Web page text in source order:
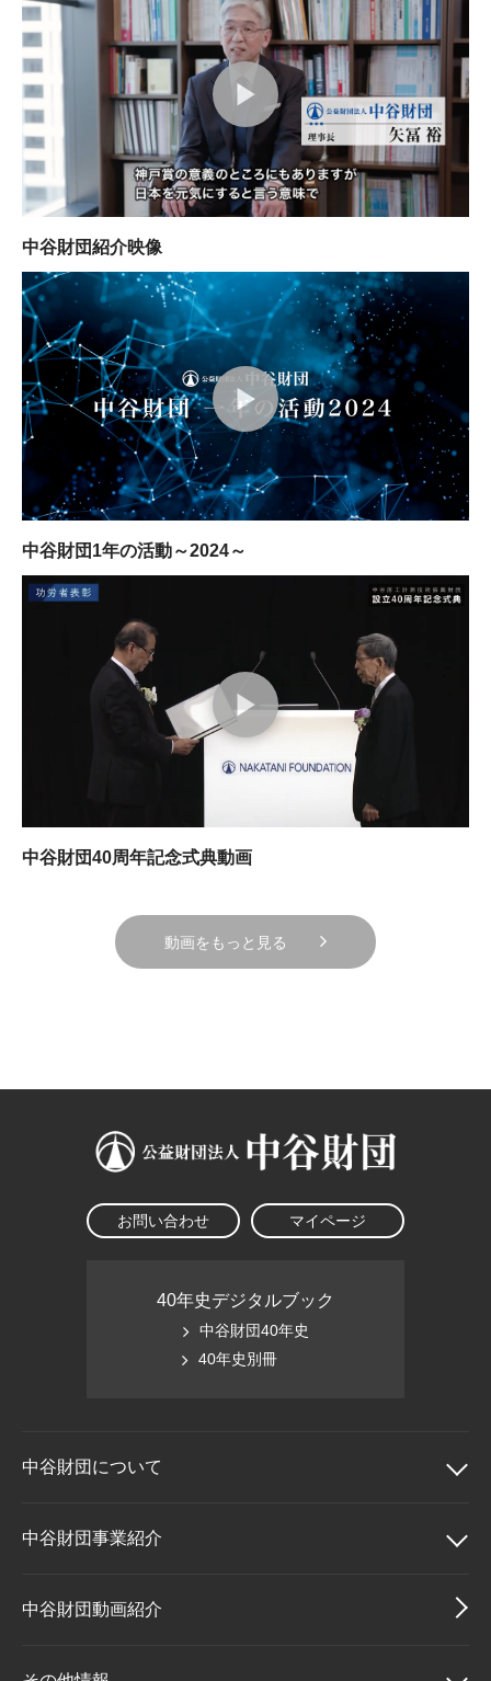
中谷財団紹介映像
中谷財団1年の活動～2024～
中谷財団40周年記念式典動画
動画をもっと見る
お問い合わせ マイページ
40年史デジタルブック
中谷財団40年史
40年史別冊
中谷財団について
中谷財団について
理事長挨拶
設立趣意書
中谷財団事業紹介
中谷財団事業紹介
中谷賞
中谷財団動画紹介